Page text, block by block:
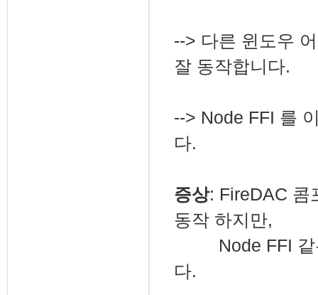
--> 다른 윈도우
잘 동작합니다.
--> Node FFI 를
다.
증상: FireDAC 콤
동작 하지만,
Node FFI 같은
다.